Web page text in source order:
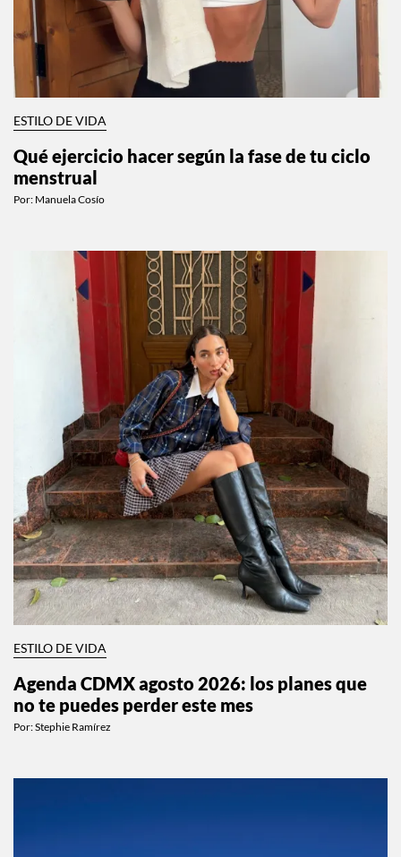
ESTILO DE VIDA
Qué ejercicio hacer según la fase de tu ciclo
menstrual
Por: Manuela Cosío
ESTILO DE VIDA
Agenda CDMX agosto 2026: los planes que
no te puedes perder este mes
Por:Stephie Ramírez